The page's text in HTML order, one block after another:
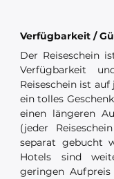
Verfügbarkeit /
Der Reiseschein
Verfügbarkeit
Reiseschein ist
ein tolles
einen längeren
(jeder
separat gebucht
Hotels sind
geringen Aufpreis